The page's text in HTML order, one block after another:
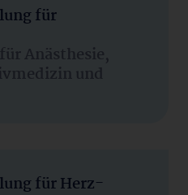
für
Anästhesie,
und
für Herz-